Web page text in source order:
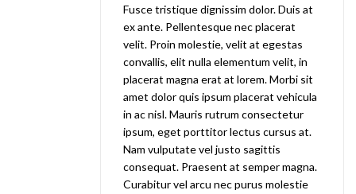
Fusce tristique dignissim dolor. Duis at
ex ante. Pellentesque nec placerat
velit. Proin molestie, velit at egestas
convallis, elit nulla elementum velit, in
placerat magna erat at lorem. Morbi sit
amet dolor quis ipsum placerat vehicula
in ac nisl. Mauris rutrum consectetur
ipsum, eget porttitor lectus cursus at.
Nam vulputate vel justo sagittis
consequat. Praesent at semper magna.
Curabitur vel arcu nec purus molestie